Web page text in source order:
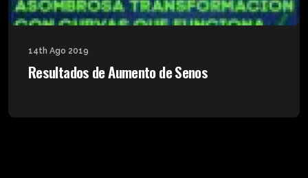
14th Ago 2019
Resultados de Aumento de Senos